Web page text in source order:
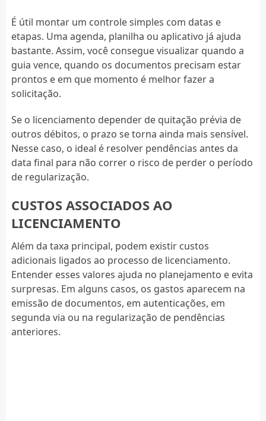
É útil montar um controle simples com datas e
etapas. Uma agenda, planilha ou aplicativo já ajuda
bastante. Assim, você consegue visualizar quando a
guia vence, quando os documentos precisam estar
prontos e em que momento é melhor fazer a
solicitação.
Se o licenciamento depender de quitação prévia de
outros débitos, o prazo se torna ainda mais sensível.
Nesse caso, o ideal é resolver pendências antes da
data final para não correr o risco de perder o período
de regularização.
CUSTOS ASSOCIADOS AO
LICENCIAMENTO
Além da taxa principal, podem existir custos
adicionais ligados ao processo de licenciamento.
Entender esses valores ajuda no planejamento e evita
surpresas. Em alguns casos, os gastos aparecem na
emissão de documentos, em autenticações, em
segunda via ou na regularização de pendências
anteriores.